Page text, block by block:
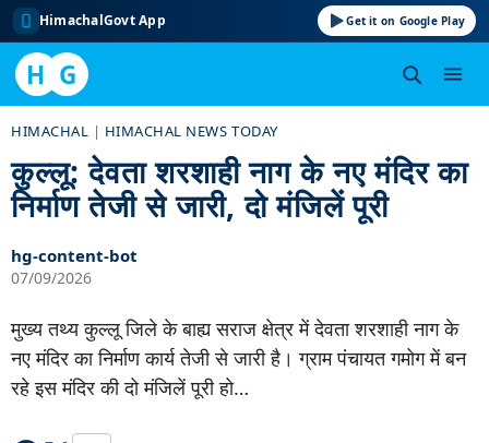
HimachalGovt App Get it on Google Play
H G
content
HIMACHAL | HIMACHAL NEWS TODAY
कुल्लू: देवता शरशाही नाग के नए मंदिर का
निर्माण तेजी से जारी, दो मंजिलें पूरी
hg-content-bot
07/09/2026
मुख्य तथ्य कुल्लू जिले के बाह्य सराज क्षेत्र में देवता शरशाही नाग के
नए मंदिर का निर्माण कार्य तेजी से जारी है। ग्राम पंचायत गमोग में बन
रहे इस मंदिर की दो मंजिलें पूरी हो…